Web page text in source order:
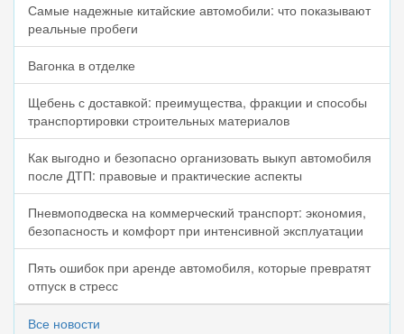
Самые надежные китайские автомобили: что показывают
реальные пробеги
Вагонка в отделке
Щебень с доставкой: преимущества, фракции и способы
транспортировки строительных материалов
Как выгодно и безопасно организовать выкуп автомобиля
после ДТП: правовые и практические аспекты
Пневмоподвеска на коммерческий транспорт: экономия,
безопасность и комфорт при интенсивной эксплуатации
Пять ошибок при аренде автомобиля, которые превратят
отпуск в стресс
Все новости